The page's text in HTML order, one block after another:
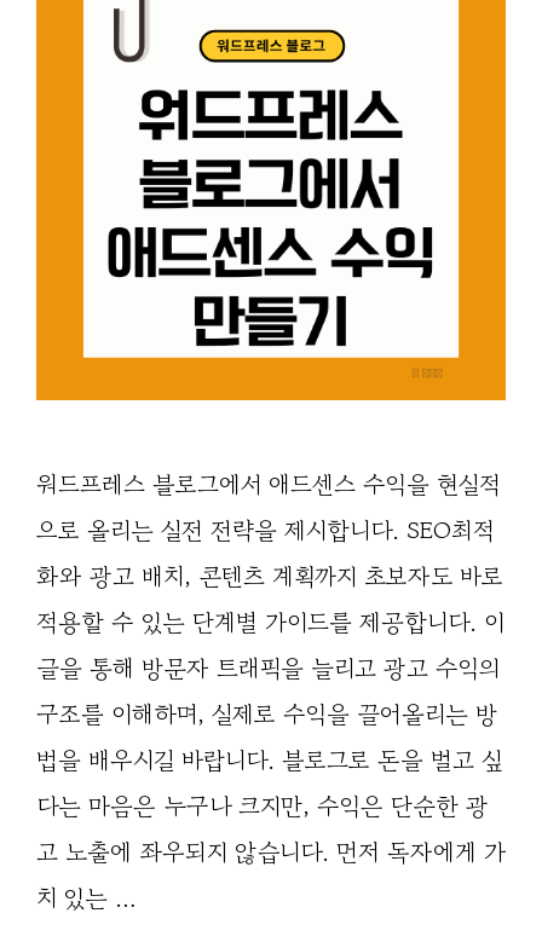
워드프레스 블로그에서 애드센스 수익을 현실적
으로 올리는 실전 전략을 제시합니다. SEO최적
화와 광고 배치, 콘텐츠 계획까지 초보자도 바로
적용할 수 있는 단계별 가이드를 제공합니다. 이
글을 통해 방문자 트래픽을 늘리고 광고 수익의
구조를 이해하며, 실제로 수익을 끌어올리는 방
법을 배우시길 바랍니다. 블로그로 돈을 벌고 싶
다는 마음은 누구나 크지만, 수익은 단순한 광
고 노출에 좌우되지 않습니다. 먼저 독자에게 가
치 있는 …